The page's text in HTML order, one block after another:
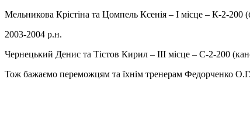
Мельникова Крістіна та Цомпель Ксенія – І місце – К-2-200
2003-2004 р.н.
Чернецький Денис та Тістов Кирил – ІІІ місце – С-2-200
Тож бажаємо переможцям та їхнім тренерам Федорченко